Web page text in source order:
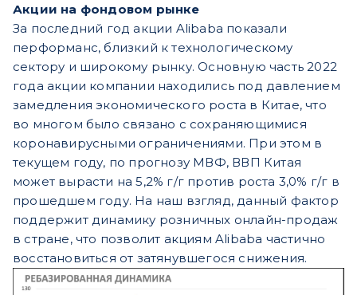
Акции на фондовом рынке
За последний год акции Alibaba показали
перформанс, близкий к технологическому
сектору и широкому рынку. Основную часть 2022
года акции компании находились под давлением
замедления экономического роста в Китае, что
во многом было связано с сохраняющимися
коронавирусными ограничениями. При этом в
текущем году, по прогнозу МВФ, ВВП Китая
может вырасти на 5,2% г/г против роста 3,0% г/г в
прошедшем году. На наш взгляд, данный фактор
поддержит динамику розничных онлайн-продаж
в стране, что позволит акциям Alibaba частично
восстановиться от затянувшегося снижения.